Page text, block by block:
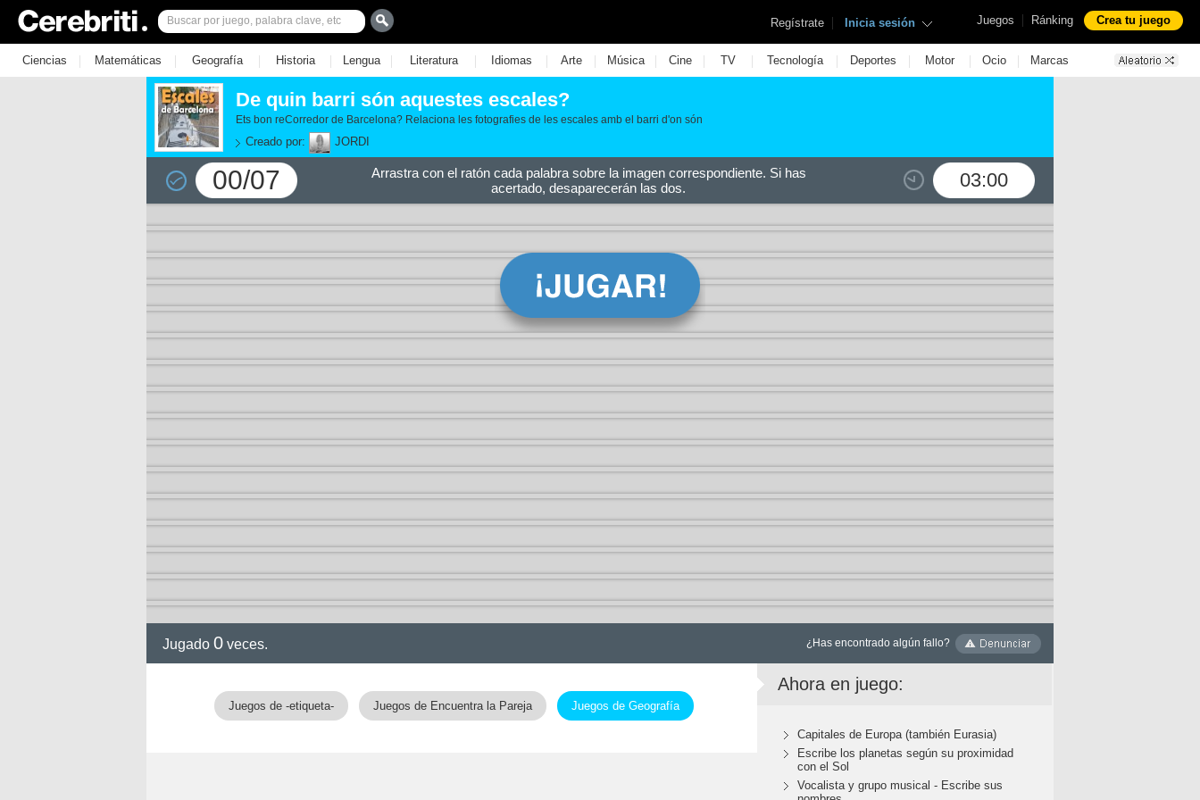
Juegos | Ránking Crea tu juego
Regístrate | Inicia sesión
Ciencias | Matemáticas | Geografía | Historia | Lengua | Literatura | Idiomas | Arte | Música | Cine | TV | Tecnología | Deportes | Motor | Ocio | Marcas
De quin barri són aquestes escales?
Ets bon reCorredor de Barcelona? Relaciona les fotografies de les escales amb el barri d'on són
Creado por: JORDI
00/07 03:00
Arrastra con el ratón cada palabra sobre la imagen correspondiente. Si has
acertado, desaparecerán las dos.
Jugado 0 veces. ¿Has encontrado algún fallo?
Juegos de -etiqueta- Juegos de Encuentra la Pareja Juegos de Geografía
Ahora en juego:
Capitales de Europa (también Eurasia)
Escribe los planetas según su proximidad
con el Sol
Vocalista y grupo musical - Escribe sus